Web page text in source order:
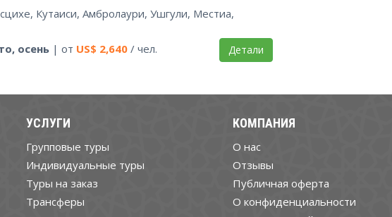
Кутаиси, Амбролаури, Ушгули, Местиа,
осень | от US$ 2,640 / чел. Детали
УСЛУГИ
Групповые туры
Индивидуальные туры
Туры на заказ
Трансферы
КОМПАНИЯ
О нас
Отзывы
Публичная оферта
О конфиденциальности